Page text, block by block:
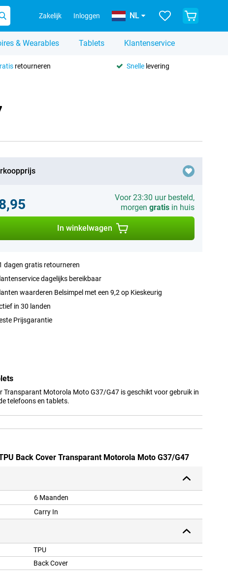
Zakelijk Inloggen NL
& Wearables Tablets Klantenservice
retourneren Snellelevering
Voor 23:30 uur besteld,
morgen gratisin huis
In winkelwagen
dagen gratis retourneren
dagelijks bereikbaar
waarderen Belsimpel met een 9,2 op Kieskeurig
in 30 landen
Prijsgarantie
Transparant Motorola Moto G37/G47 is geschikt voor gebruik in
telefoons en tablets.
Back Cover Transparant Motorola Moto G37/G47
6 Maanden
Carry In
TPU
Back Cover